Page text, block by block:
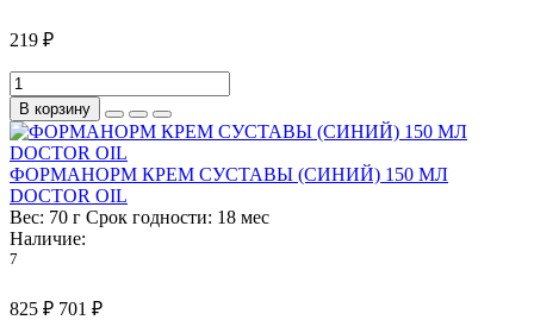
219 ₽
В корзину
ФОРМАНОРМ КРЕМ СУСТАВЫ (СИНИЙ) 150 МЛ
DOCTOR OIL
Вес: 70 г Срок годности: 18 мес
Наличие:
7
825 ₽ 701 ₽